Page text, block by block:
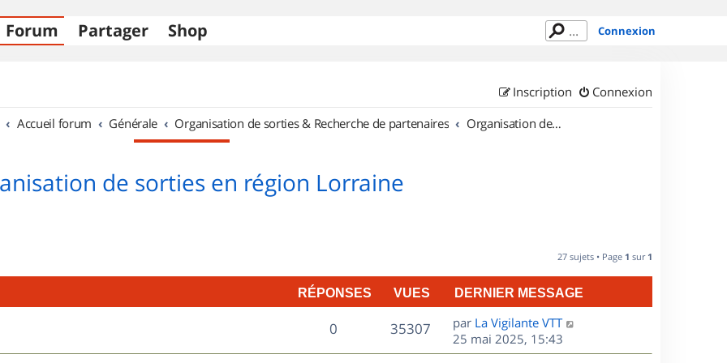
Forum Partager Shop Connexion
Connexion
Inscription
Accueil forum Générale Organisation de sorties & Recherche de partenaires Organisation de sorties en région Lorraine
de sorties en région Lorraine
27 sujets • Page 1 sur 1
RÉPONSES VUES DERNIER MESSAGE
0R
é
35307V
u
D
e
r
par La Vigilante VTT
25 mai 2025, 15:43